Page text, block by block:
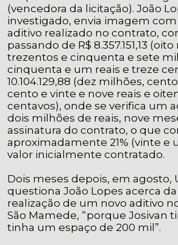
(vencedora da licitação). João
investigado, envia imagem
aditivo realizado no contrato,
passando de R$ 8.357.151,13
trezentos e cinquenta e sete
cinquenta e um reais e treze
10.104.129,88 (dez milhões,
cento e vinte e nove reais e
centavos), onde se verifica um
dois milhões de reais, nove
assinatura do contrato, o que
aproximadamente 21% (vinte e
valor inicialmente contratado.
Dois meses depois, em agosto,
questiona João Lopes acerca
realização de um novo aditivo
São Mamede, “porque Josivan
tinha um espaço de 200 mil”.